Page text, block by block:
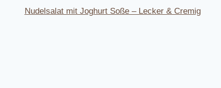
Nudelsalat mit Joghurt Soße – Lecker & Cremig